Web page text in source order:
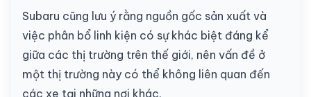
Subaru cũng lưu ý rằng nguồn gốc sản xuất và
việc phân bổ linh kiện có sự khác biệt đáng kể
giữa các thị trường trên thế giới, nên vấn đề ở
một thị trường này có thể không liên quan đến
các xe tại những nơi khác.